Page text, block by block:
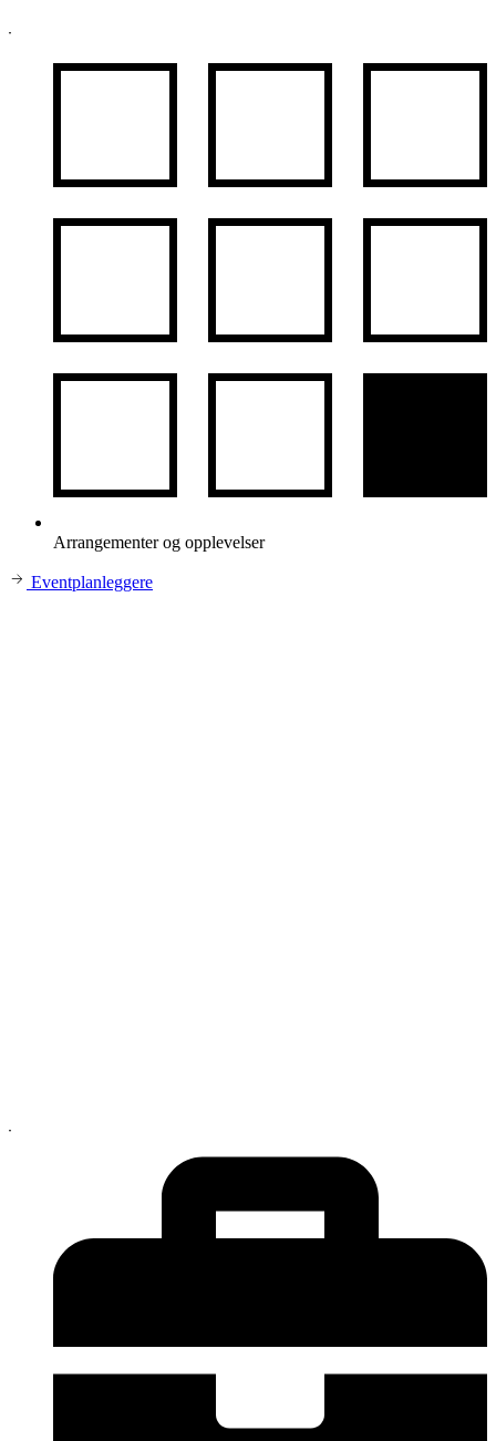
Arrangementer og opplevelser
Eventplanleggere